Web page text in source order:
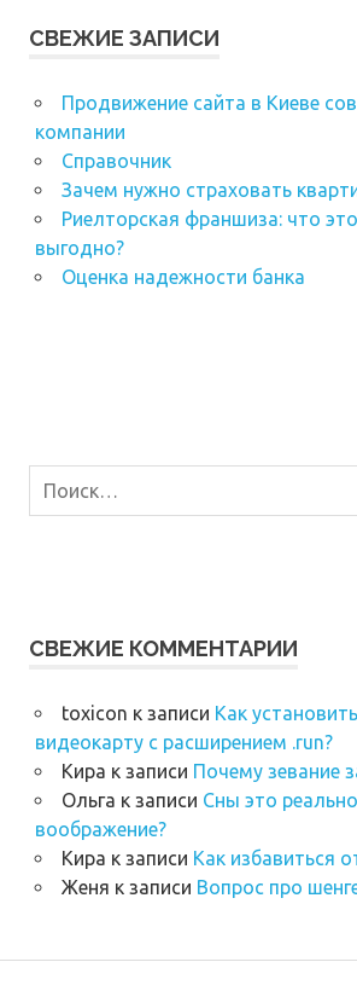
СВЕЖИЕ ЗАПИСИ
Продвижение сайта в Киеве
компании
Справочник
Зачем нужно страховать
Риелторская франшиза: что
выгодно?
Оценка надежности банка
СВЕЖИЕ КОММЕНТАРИИ
toxicon к записи Как
видеокарту с расширением .run?
Кира к записи Почему зевание
Ольга к записи Сны это
воображение?
Кира к записи Как избавиться
Женя к записи Вопрос про